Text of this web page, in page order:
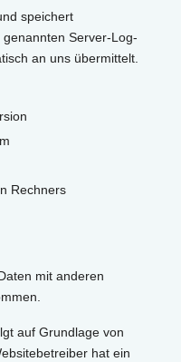
speichert
Server-Log-
an uns übermittelt.
Rechners
mit anderen
auf Grundlage von
hat ein